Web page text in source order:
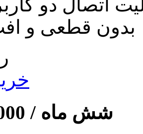
اتصال دو
بدون قطعی و
شش ماه /